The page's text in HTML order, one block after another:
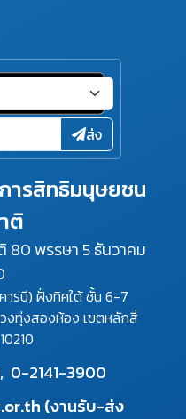
ารสิทธิมนุษยชน
ติ
80 พรรษา 5 ธันวาคม
ารบี) ฝั่งทิศใต้ ชั้น 6-7
งทุ่งสองห้อง เขตหลักสี่
0-2141-3900
(งานรับ-ส่ง
ส่ง